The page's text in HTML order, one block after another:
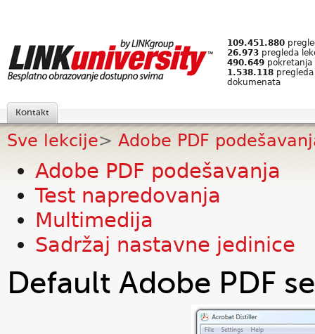
109.451.880
26.973 pregleda
490.649 pokretanja
1.538.118
dokumenata
Kontakt
Sve lekcije> Adobe PDF
Adobe PDF podešavanja
Test napredovanja
Multimedija
Sadržaj nastavne jedinice
Default Adobe PDF